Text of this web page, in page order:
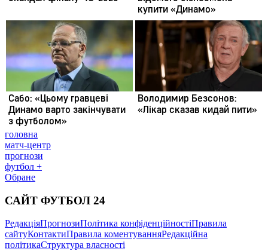
головна
матч-центр
прогнози
футбол +
Обране
САЙТ ФУТБОЛ 24
РедакціяПрогнозиПолітика конфіденційностіПравила
сайтуКонтактиПравила коментуванняРедакційна
політикаСтруктура власності